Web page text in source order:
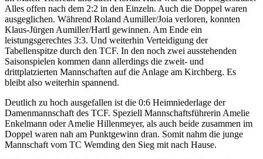
Alles offen nach dem 2:2 in den Einzeln. Auch die Doppel waren
ausgeglichen. Während Roland Aumiller/Joia verloren, konnten
Klaus-Jürgen Aumiller/Hartl gewinnen. Am Ende ein
leistungsgerechtes 3:3. Und weiterhin Verteidigung der
Tabellenspitze durch den TCF. In den noch zwei ausstehenden
Saisonspielen kommen dann allerdings die zweit- und
drittplatzierten Mannschaften auf die Anlage am Kirchberg. Es
bleibt also weiterhin spannend.
Deutlich zu hoch ausgefallen ist die 0:6 Heimniederlage der
Damenmannschaft des TCF. Speziell Mannschaftsführerin Amelie
Enkelmann oder Amelie Hillenmeyer, als auch beide zusammen im
Doppel waren nah am Punktgewinn dran. Somit nahm die junge
Mannschaft vom TC Wemding den Sieg mit nach Hause.